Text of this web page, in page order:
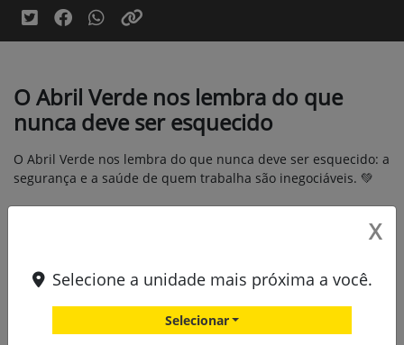
O Abril Verde nos lembra do que
nunca deve ser esquecido
O Abril Verde nos lembra do que nunca deve ser esquecido: a
segurança e a saúde de quem trabalha são inegociáveis. 💚
Na Lipetral Agro, esse compromisso vai além de um mês, ele
pessoa que faz parte do nosso time.
X
Selecione a unidade mais próxima a você.
Selecionar